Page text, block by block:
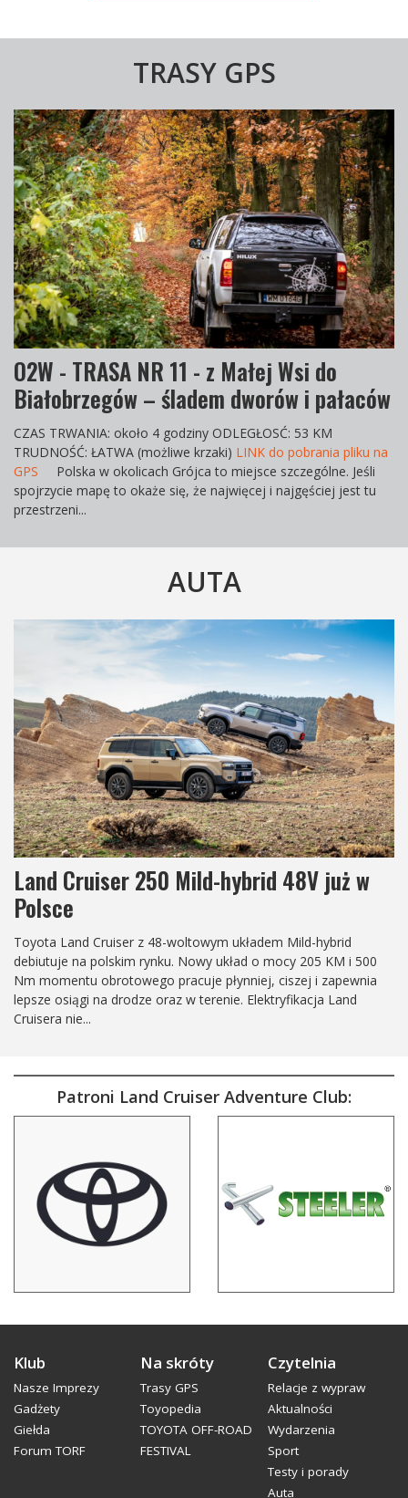
TRASY GPS
O2W - TRASA NR 11 - z Małej Wsi do
Białobrzegów – śladem dworów i pałaców
CZAS TRWANIA: około 4 godziny ODLEGŁOSĆ: 53 KM
TRUDNOŚĆ: ŁATWA (możliwe krzaki) LINK do pobrania pliku na
GPS
Polska w okolicach Grójca to miejsce szczególne. Jeśli
spojrzycie mapę to okaże się, że najwięcej i najgęściej jest tu
przestrzeni...
AUTA
Land Cruiser 250 Arctic Trucks AT37
Z okazji 40. rocznicy wprowadzenia modelu Prado do
sprzedaży, światowi specjaliści od pojazdów o ekstremalnej
mobilności, Arctic Trucks, ponownie definiują pojęcie "chłodny i
zdolny", prezentując długo oczekiwanego Land Cruisera 250 /
Prado AT37....
Patroni Land Cruiser Adventure Club:
Klub
Nasze Imprezy
Gadżety
Giełda
Forum TORF
Na skróty
Trasy GPS
Toyopedia
TOYOTA OFF-ROAD
FESTIVAL
Czytelnia
Relacje z wypraw
Aktualności
Wydarzenia
Sport
Testy i porady
Auta